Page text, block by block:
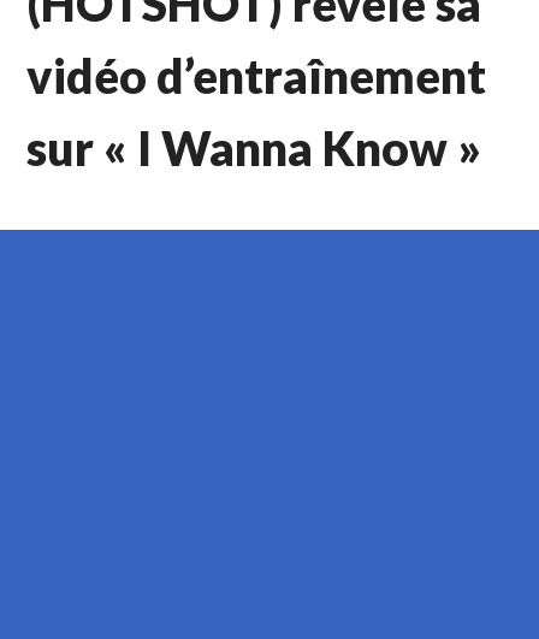
vidéo d’entraînement
sur « I Wanna Know »